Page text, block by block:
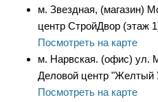
м. Звездная, (магазин)
центр СтройДвор (этаж
Посмотреть на карте
м. Нарвская. (офис) ул.
Деловой центр "Желтый
Посмотреть на карте